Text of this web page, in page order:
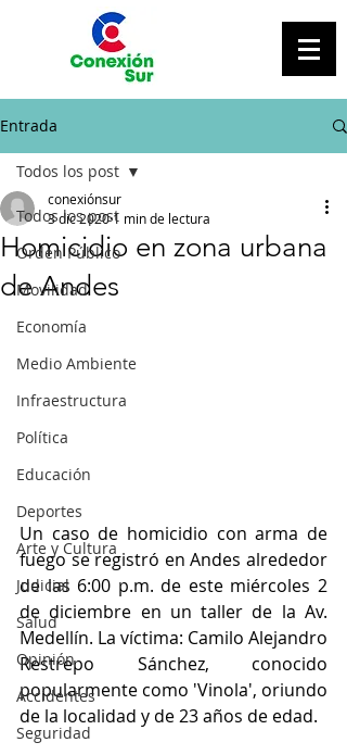
Entrada
Todos los post
Orden Público
Movilidad
Economía
Medio Ambiente
Infraestructura
Política
Educación
Deportes
Arte y Cultura
Judicial
Salud
Opinión
Accidentes
Seguridad
Todos los post
Homicidio en zona urbana
de Andes
conexiónsur
3 dic 2020 1 min de lectura
Un caso de homicidio con arma de
fuego se registró en Andes alrededor
de las 6:00 p.m. de este miércoles 2
de diciembre en un taller de la Av.
Medellín. La víctima: Camilo Alejandro
Restrepo Sánchez, conocido
popularmente como 'Vinola', oriundo
de la localidad y de 23 años de edad.